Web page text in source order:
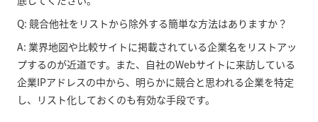
Q: 競合他社をリストから除外する簡単な方法はありますか？
A: 業界地図や比較サイトに掲載されている企業名をリストアッ
プするのが近道です。また、自社のWebサイトに来訪している
企業IPアドレスの中から、明らかに競合と思われる企業を特定
し、リスト化しておくのも有効な手段です。